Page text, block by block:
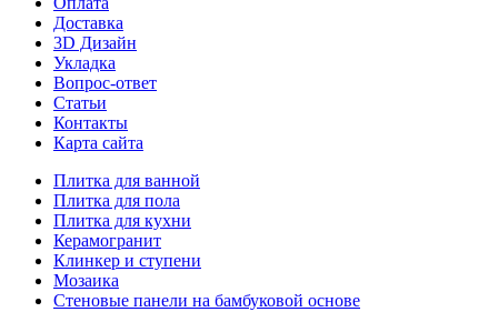
Доставка
3D Дизайн
Укладка
Вопрос-ответ
Статьи
Контакты
Карта сайта
Плитка для ванной
Плитка для пола
Плитка для кухни
Керамогранит
Клинкер и ступени
Мозаика
Стеновые панели на бамбуковой основе